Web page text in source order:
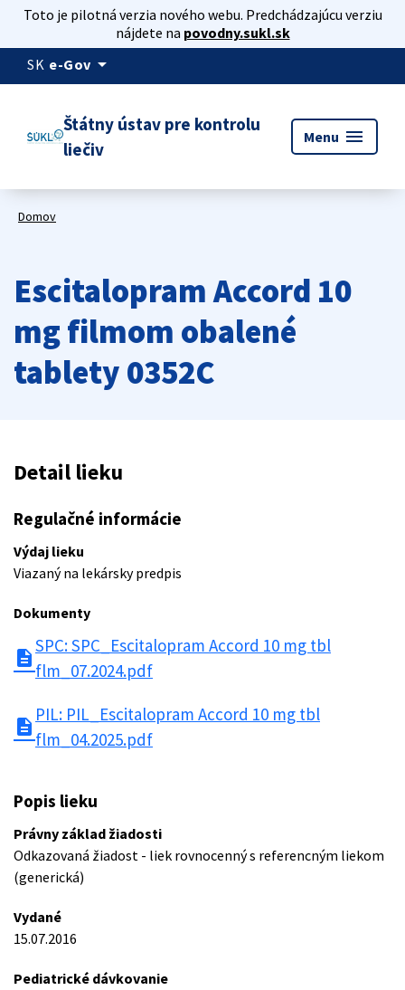
Toto je pilotná verzia nového webu. Predchádzajúcu verziu
nájdete na povodny.sukl.sk
SK e-Gov arrow_drop_down
Štátny ústav pre kontrolu
liečiv
Menu menu
Domov
Escitalopram Accord 10
mg filmom obalené
tablety 0352C
Detail lieku
Regulačné informácie
Výdaj lieku
Viazaný na lekársky predpis
Dokumenty
description
SPC: SPC_Escitalopram Accord 10 mg tbl
flm_07.2024.pdf
description
PIL: PIL_Escitalopram Accord 10 mg tbl
flm_04.2025.pdf
Popis lieku
Právny základ žiadosti
Odkazovaná žiadost - liek rovnocenný s referencným liekom
(generická)
Vydané
15.07.2016
Pediatrické dávkovanie